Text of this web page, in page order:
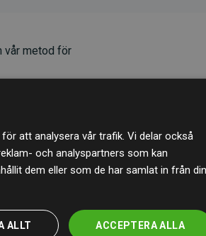
vår metod för
mätbar
att analysera vår trafik. Vi delar också
och analyspartners som kan
dem eller som de har samlat in från din
ACCEPTERA ALLA
ALLT